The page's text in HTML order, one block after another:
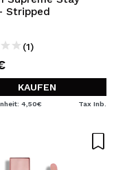
Stripped
(1)
KAUFEN
4,50€ Tax Inb.